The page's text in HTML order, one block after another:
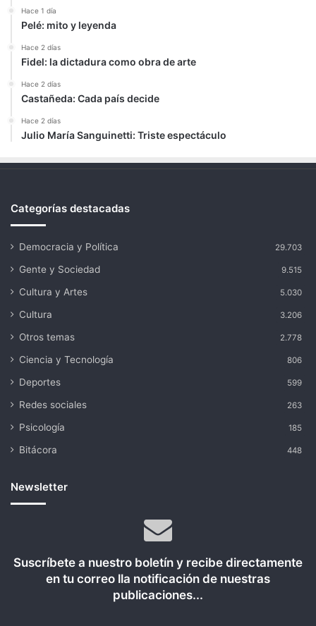
Hace 1 día
Pelé: mito y leyenda
Hace 2 días
Fidel: la dictadura como obra de arte
Hace 2 días
Castañeda: Cada país decide
Hace 2 días
Julio María Sanguinetti: Triste espectáculo
Categorías destacadas
Democracia y Política 29.703
Gente y Sociedad 9.515
Cultura y Artes 5.030
Cultura 3.206
Otros temas 2.778
Ciencia y Tecnología 806
Deportes 599
Redes sociales 263
Psicología 185
Bitácora 448
Newsletter
Suscríbete a nuestro boletín y recibe directamente
en tu correo lla notificación de nuestras
publicaciones...